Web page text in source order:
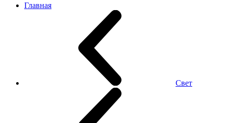
Главная
Свет